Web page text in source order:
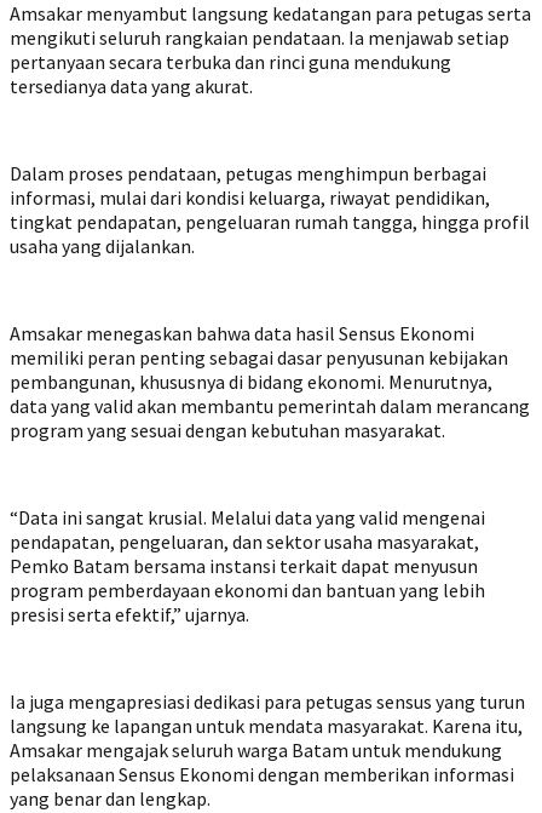
Amsakar menyambut langsung kedatangan para petugas serta
mengikuti seluruh rangkaian pendataan. Ia menjawab setiap
pertanyaan secara terbuka dan rinci guna mendukung
tersedianya data yang akurat.
Dalam proses pendataan, petugas menghimpun berbagai
informasi, mulai dari kondisi keluarga, riwayat pendidikan,
tingkat pendapatan, pengeluaran rumah tangga, hingga profil
usaha yang dijalankan.
Amsakar menegaskan bahwa data hasil Sensus Ekonomi
memiliki peran penting sebagai dasar penyusunan kebijakan
pembangunan, khususnya di bidang ekonomi. Menurutnya,
data yang valid akan membantu pemerintah dalam merancang
program yang sesuai dengan kebutuhan masyarakat.
“Data ini sangat krusial. Melalui data yang valid mengenai
pendapatan, pengeluaran, dan sektor usaha masyarakat,
Pemko Batam bersama instansi terkait dapat menyusun
program pemberdayaan ekonomi dan bantuan yang lebih
presisi serta efektif,” ujarnya.
Ia juga mengapresiasi dedikasi para petugas sensus yang turun
langsung ke lapangan untuk mendata masyarakat. Karena itu,
Amsakar mengajak seluruh warga Batam untuk mendukung
pelaksanaan Sensus Ekonomi dengan memberikan informasi
yang benar dan lengkap.